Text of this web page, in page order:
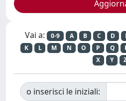
Vai a: 0-9 A B C D
K
L M N O P Q
X
Y
o inserisci le iniziali: